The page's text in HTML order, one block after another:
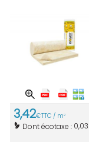
3,42€TTC / m2
Dont écotaxe : 0,03